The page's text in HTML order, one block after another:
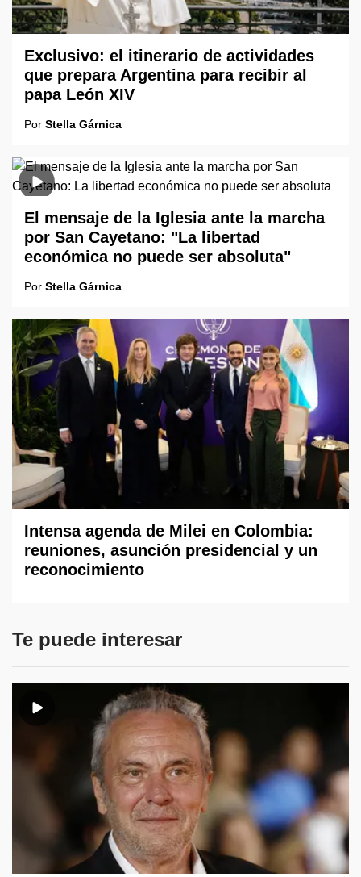
Exclusivo: el itinerario de actividades
que prepara Argentina para recibir al
papa León XIV
Por Stella Gárnica
El mensaje de la Iglesia ante la marcha
por San Cayetano: "La libertad
económica no puede ser absoluta"
Por Stella Gárnica
Intensa agenda de Milei en Colombia:
reuniones, asunción presidencial y un
reconocimiento
Te puede interesar